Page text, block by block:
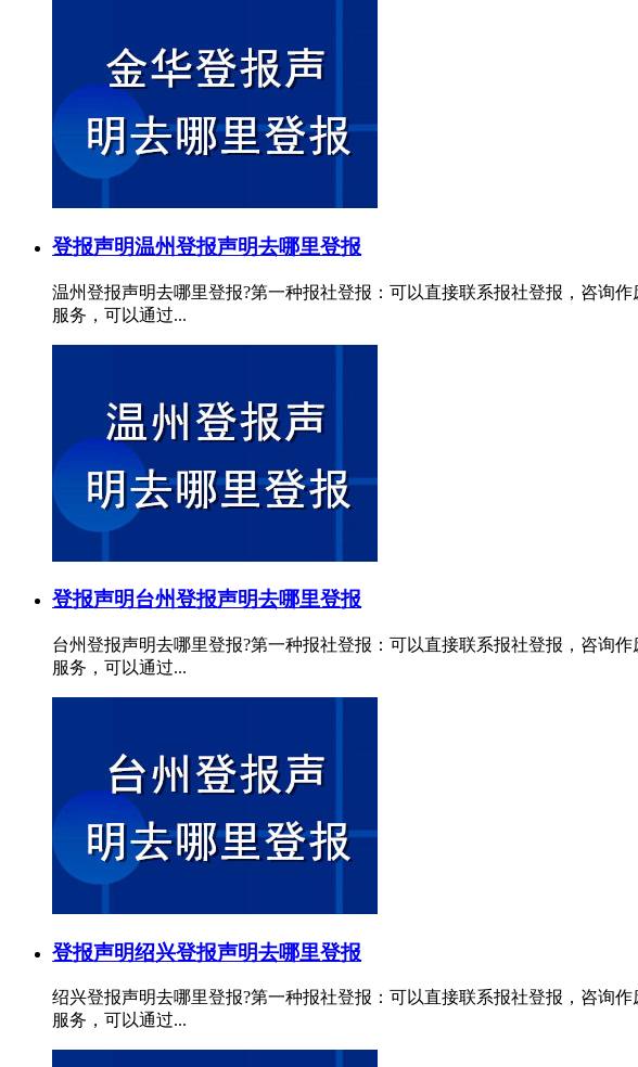
登报声明温州登报声明去哪里登报
温州登报声明去哪里登报?第一种报社登报：可以直接联系报社登报，咨询
服务，可以通过...
登报声明台州登报声明去哪里登报
台州登报声明去哪里登报?第一种报社登报：可以直接联系报社登报，咨询
服务，可以通过...
登报声明绍兴登报声明去哪里登报
绍兴登报声明去哪里登报?第一种报社登报：可以直接联系报社登报，咨询
服务，可以通过...